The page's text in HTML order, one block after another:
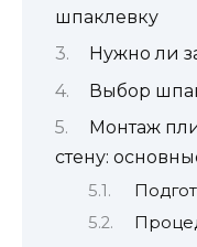
шпаклевку
Нужно ли
Выбор
Монтаж
стену: